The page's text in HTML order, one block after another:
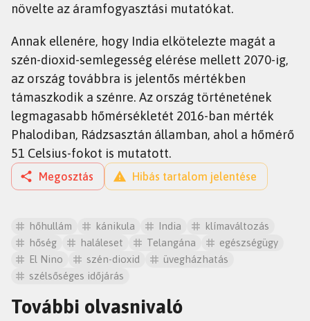
növelte az áramfogyasztási mutatókat.
Annak ellenére, hogy India elkötelezte magát a
szén-dioxid-semlegesség elérése mellett 2070-ig,
az ország továbbra is jelentős mértékben
támaszkodik a szénre. Az ország történetének
legmagasabb hőmérsékletét 2016-ban mérték
Phalodiban, Rádzsasztán államban, ahol a hőmérő
51 Celsius-fokot is mutatott.
Megosztás Hibás tartalom jelentése
hőhullám kánikula India
klímaváltozás
hőség
haláleset Telangána
egészségügy
El Nino
szén-dioxid
üvegházhatás
szélsőséges időjárás
További olvasnivaló